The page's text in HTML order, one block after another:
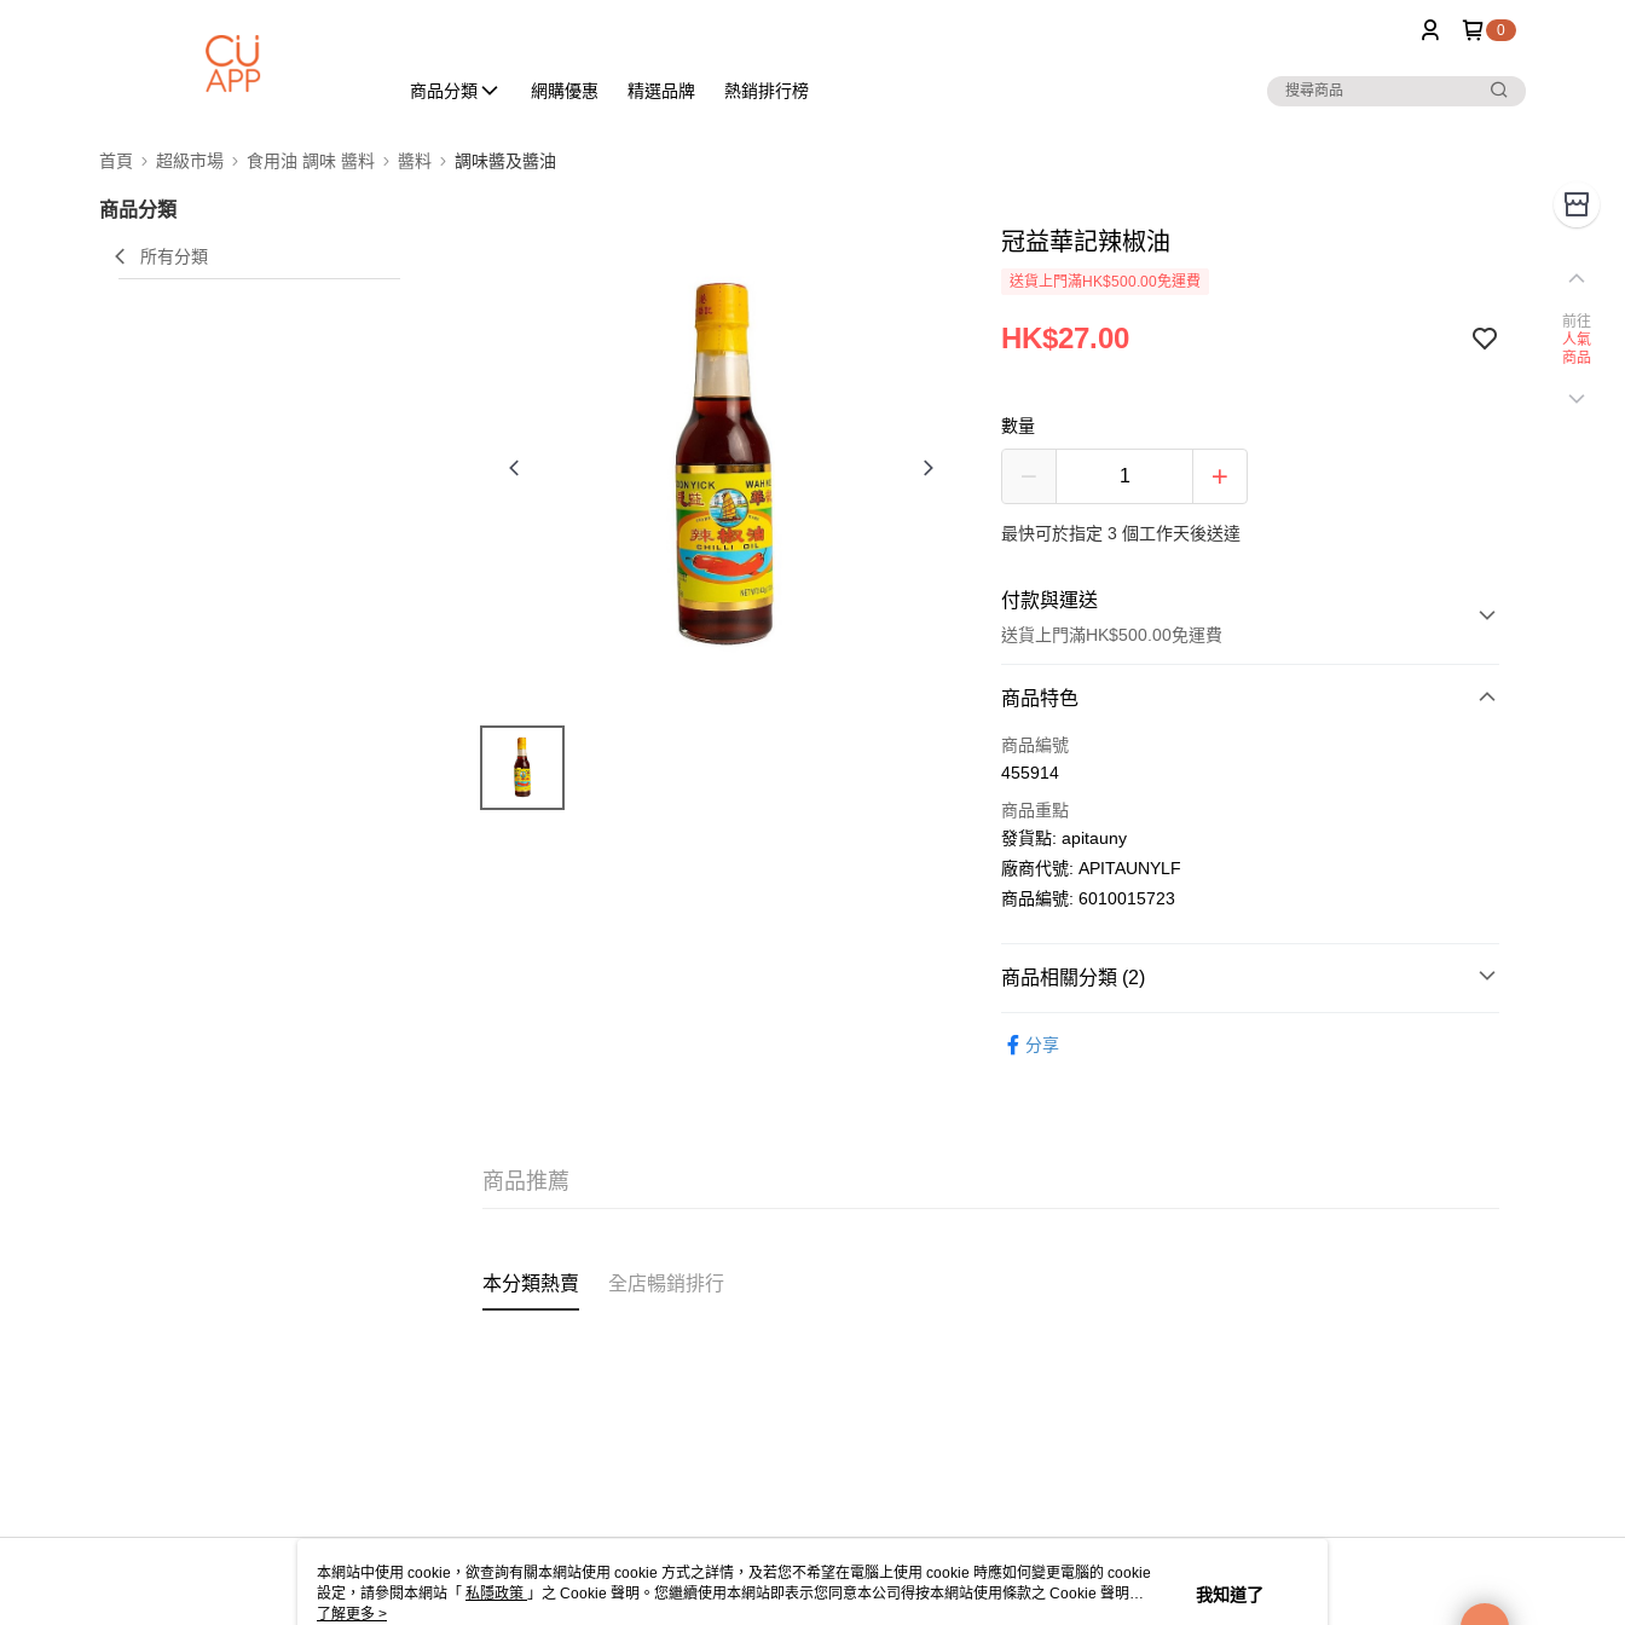
0
商品分類 網購優惠 精選品牌 熱銷排行榜
首頁 超級市場 食用油 調味 醬料 醬料 調味醬及醬油
商品分類
所有分類
冠益華記辣椒油
送貨上門滿HK$500.00免運費
HK$27.00
數量
最快可於指定 3 個工作天後送達
付款與運送
送貨上門滿HK$500.00免運費
付款方式
信用卡
PayMe
WeChat Pay
每筆HK$100.00，滿HK$500.00或以上免運費
商品特色
商品編號
455914
商品重點
發貨點: apitauny
廠商代號: APITAUNYLF
商品編號: 6010015723
商品相關分類 (2)
分享
商品推薦
本分類熱賣 全店暢銷排行
關於我們 客戶服務
前往
人氣
商品
本網站中使用 cookie，欲查詢有關本網站使用 cookie 方式之詳情，及若您不希望在電腦上使用 cookie 時應如何變更電腦的 cookie
設定，請參閱本網站「 私隱政策 」之 Cookie 聲明。您繼續使用本網站即表示您同意本公司得按本網站使用條款之 Cookie 聲明使
用 cookie。
了解更多 >
我知道了